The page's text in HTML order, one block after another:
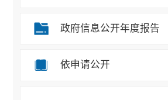
政府信息公开年度报告
依申请公开